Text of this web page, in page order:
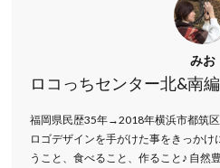
みお
ロコっちセンター北&南
福岡県民歴35年→2018年横浜市都筑
ロゴデザインを手がけた事をきっか
うこと、食べること、作ること♪ 自然